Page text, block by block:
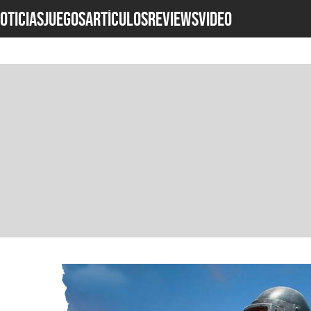
JUEGOSARTÍCULOSREVIEWSVideo